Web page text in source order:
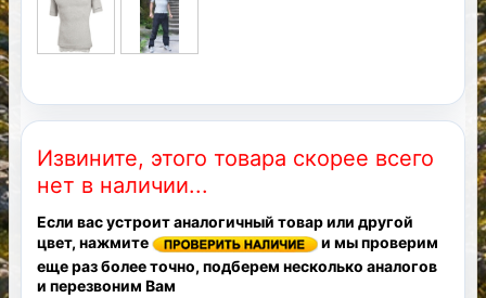
Извините, этого товара скорее всего
нет в наличии...
Если вас устроит аналогичный товар или другой
цвет, нажмите
и мы проверим
еще раз более точно, подберем несколько аналогов
и перезвоним Вам